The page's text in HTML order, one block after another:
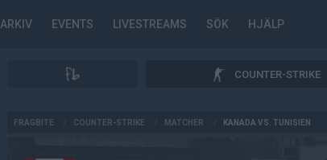
ARKIV EVENTS LIVESTREAMS SÖK HJÄLP
COUNTER-STRIKE
FRAGBITE COUNTER-STRIKE MATCHER KANADA VS. TUNISIEN